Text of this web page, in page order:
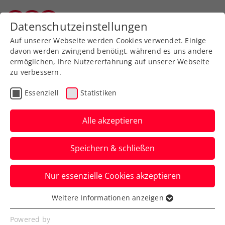
Zurück zur Newsübersicht
Turniere
Wimbledon:
Ofner/Weissborn müssen
trotz Führung aufgeben
Das ÖTV-Doppel scheidet damit beim
Grand-Slam-Turnier in London in der
zweiten Runde aus.
Verfasst von: Manuel Wachta, 07.07.2024
Datenschutzeinstellungen
Auf unserer Webseite werden Cookies verwendet. Einige
davon werden zwingend benötigt, während es uns andere
ermöglichen, Ihre Nutzererfahrung auf unserer Webseite
zu verbessern.
Essenziell Statistiken
Alle akzeptieren
Speichern & schließen
Nur essenzielle Cookies akzeptieren
Essenziell
Essenzielle Cookies werden für grundlegende
Weitere Informationen anzeigen
Powered by